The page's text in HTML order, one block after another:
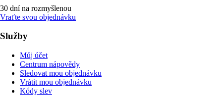
30 dní na rozmyšlenou
Vraťte svou objednávku
Služby
Můj účet
Centrum nápovědy
Sledovat mou objednávku
Vrátit mou objednávku
Kódy slev